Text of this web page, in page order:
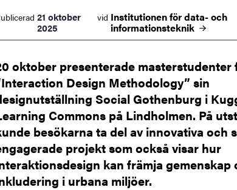
21 oktober
2025
vid Institutionen för data- och
informationsteknik
oktober presenterade masterstudenter
Design Methodology” sin
Social Gothenburg i
Commons på Lindholmen. På
besökarna ta del av innovativa och
projekt som också visar hur
kan främja gemenskap
i urbana miljöer.